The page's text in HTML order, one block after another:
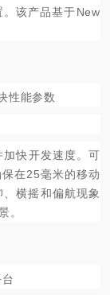
该产品基于New
性能参数
快开发速度。可
在25毫米的移动
横摇和偏航现象
。